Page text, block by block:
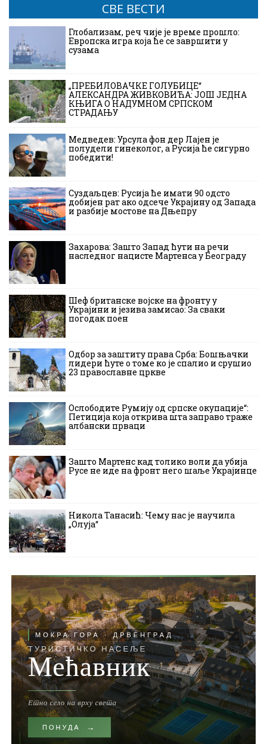
СВЕ ВЕСТИ
Глобализам, реч чије је време прошло:
Европска игра која ће се завршити у
сузама
„ПРЕБИЛОВАЧКЕ ГОЛУБИЦЕ“
АЛЕКСАНДРА ЖИВКОВИЋА: ЈОШ ЈЕДНА
КЊИГА О НАДУМНОМ СРПСКОМ
СТРАДАЊУ
Медведев: Урсула фон дер Лајен је
полудели гинеколог, а Русија ће сигурно
победити!
Суздаљцев: Русија ће имати 90 одсто
добијен рат ако одсече Украјину од Запада
и разбије мостове на Дњепру
Захарова: Зашто Запад ћути на речи
наследног нацисте Мартенса у Београду
Шеф британске војске на фронту у
Украјини и језива замисао: За сваки
погодак поен
Одбор за заштиту права Срба: Бошњачки
лидери ћуте о томе ко је спалио и срушио
23 православне цркве
Ослободите Румију од српске окупације“:
Петиција која открива шта заправо траже
албански прваци
Зашто Мартенс кад толико воли да убија
Русе не иде на фронт него шаље Украјинце
Никола Танасић: Чему нас је научила
„Олуја“